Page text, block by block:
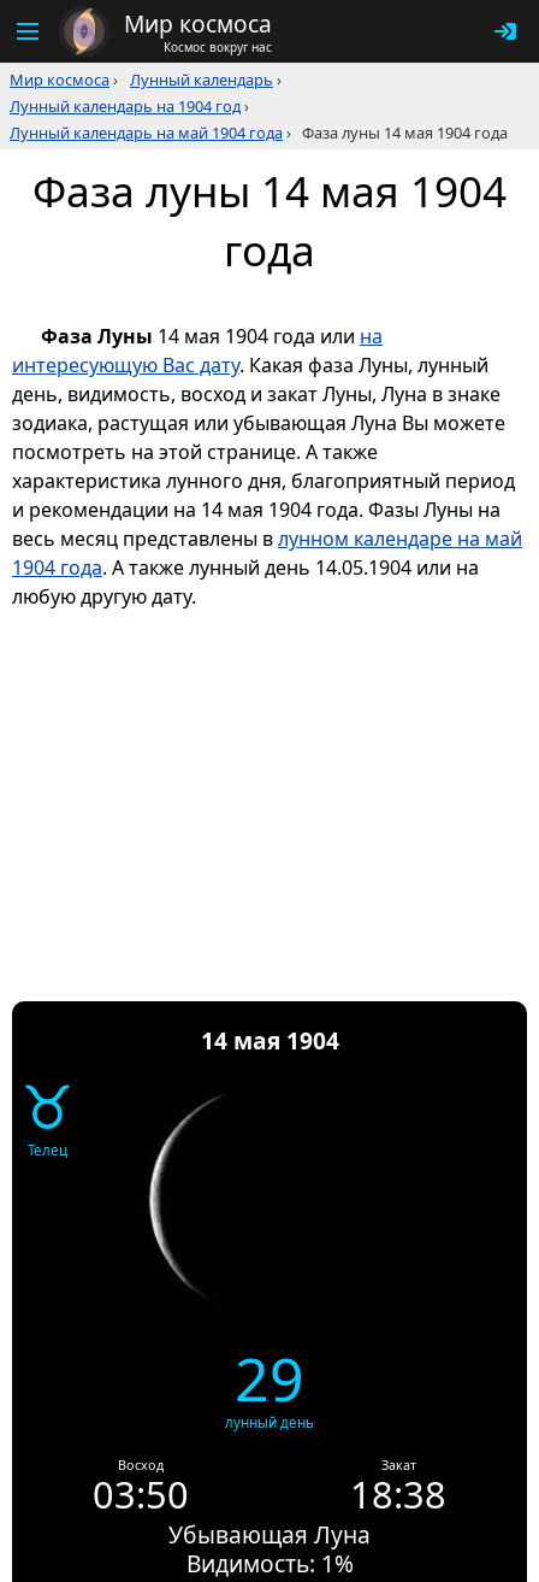
Мир космоса
Космос вокруг нас
Мир космоса› Лунный календарь ›
Лунный календарь на 1904 год›
Лунный календарь на май 1904 года› Фаза луны 14 мая 1904 года
Фаза луны 14 мая 1904
года
Фаза Луны 14 мая 1904 года или на
интересующую Вас дату. Какая фаза Луны, лунный
день, видимость, восход и закат Луны, Луна в знаке
зодиака, растущая или убывающая Луна Вы можете
посмотреть на этой странице. А также
характеристика лунного дня, благоприятный период
и рекомендации на 14 мая 1904 года. Фазы Луны на
весь месяц представлены влунном календаре на май
1904 года. А также лунный день 14.05.1904 или на
любую другую дату.
14 мая 1904
♉
Телец
29
лунный день
Восход
03:50
Закат
18:38
Убывающая Луна
Видимость: 1%